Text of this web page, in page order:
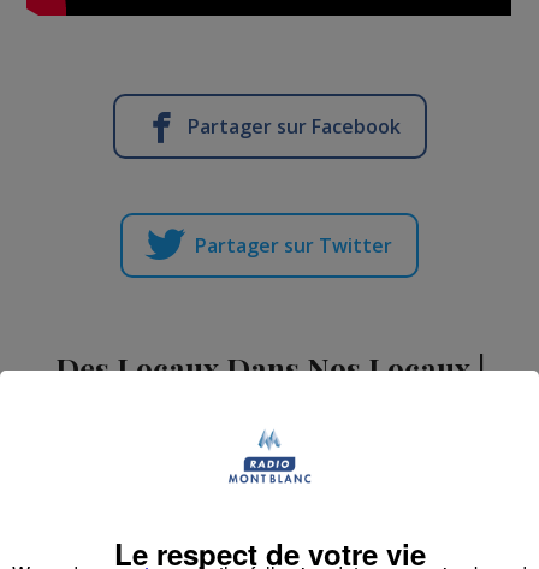
Partager sur Facebook
Partager sur Twitter
Des Locaux Dans Nos Locaux |
Gaud"
4 novembre 2022 à 10h42- Mis à jour le 28 février 2023 à
Le respect de votre vie